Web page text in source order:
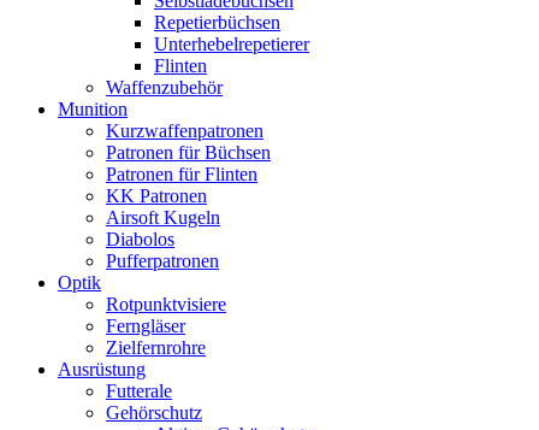
Repetierbüchsen
Unterhebelrepetierer
Flinten
Waffenzubehör
Munition
Kurzwaffenpatronen
Patronen für Büchsen
Patronen für Flinten
KK Patronen
Airsoft Kugeln
Diabolos
Pufferpatronen
Optik
Rotpunktvisiere
Ferngläser
Zielfernrohre
Ausrüstung
Futterale
Gehörschutz